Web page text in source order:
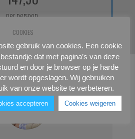
per persoon
COOKIES
gebruik van cookies. Een cookie
dat met pagina’s van deze
en door je browser op je harde
wordt opgeslagen. Wij gebruiken
van onze website te verbeteren.
accepteren Cookies weigeren